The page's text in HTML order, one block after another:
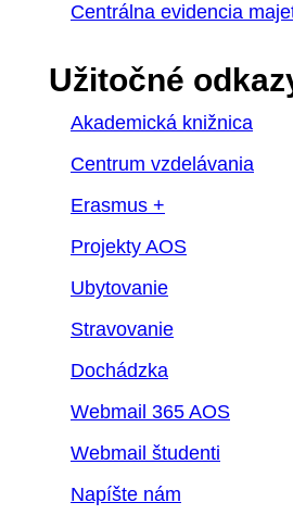
Centrálna evidencia
Užitočné
Akademická knižnica
Centrum vzdelávania
Erasmus +
Projekty AOS
Ubytovanie
Stravovanie
Dochádzka
Webmail 365 AOS
Webmail študenti
Napíšte nám